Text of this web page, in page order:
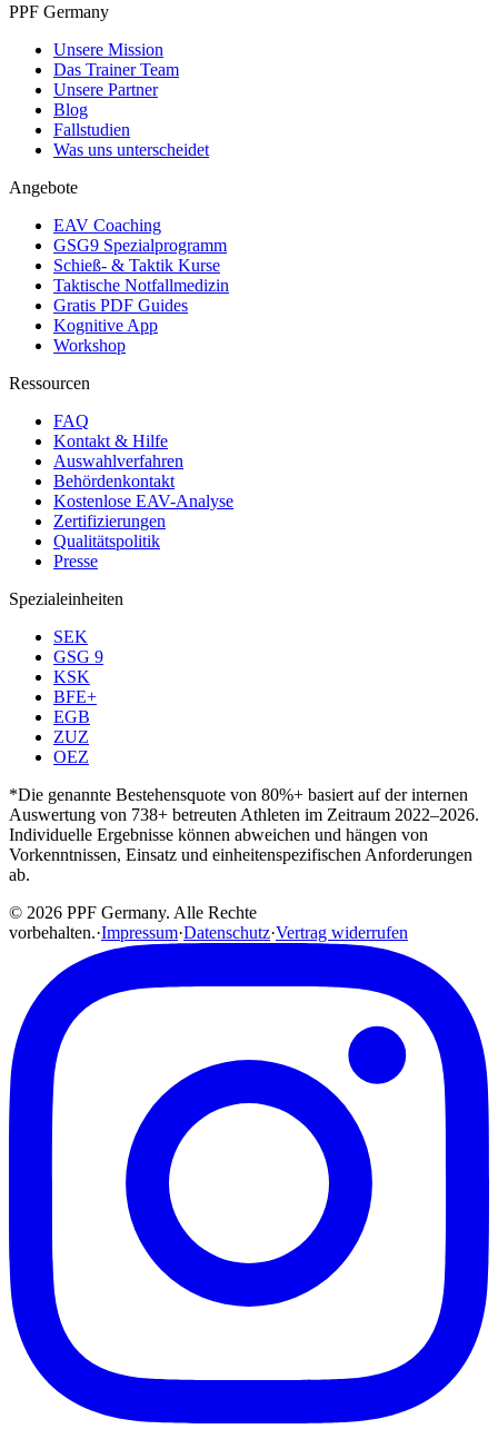
PPF Germany
Unsere Mission
Das Trainer Team
Unsere Partner
Blog
Fallstudien
Was uns unterscheidet
Angebote
EAV Coaching
GSG9 Spezialprogramm
Schieß- & Taktik Kurse
Taktische Notfallmedizin
Gratis PDF Guides
Kognitive App
Workshop
Ressourcen
FAQ
Kontakt & Hilfe
Auswahlverfahren
Behördenkontakt
Kostenlose EAV-Analyse
Zertifizierungen
Qualitätspolitik
Presse
Spezialeinheiten
SEK
GSG 9
KSK
BFE+
EGB
ZUZ
OEZ
*Die genannte Bestehensquote von 80%+ basiert auf der internen
Auswertung von 738+ betreuten Athleten im Zeitraum 2022–2026.
Individuelle Ergebnisse können abweichen und hängen von
Vorkenntnissen, Einsatz und einheitenspezifischen Anforderungen
ab.
© 2026 PPF Germany. Alle Rechte
vorbehalten.·Impressum·Datenschutz·Vertrag widerrufen